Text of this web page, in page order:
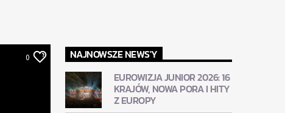
0
NAJNOWSZE NEWS'Y
EUROWIZJA JUNIOR 2026: 16
KRAJÓW, NOWA PORA I HITY
Z EUROPY